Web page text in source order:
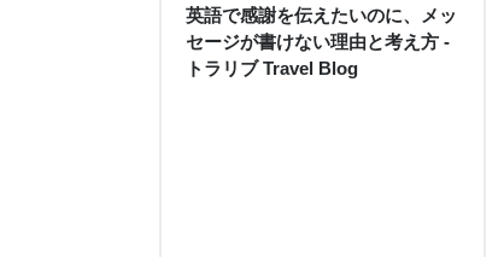
英語で感謝を伝えたいのに、メッ
セージが書けない理由と考え方 -
トラリブ Travel Blog